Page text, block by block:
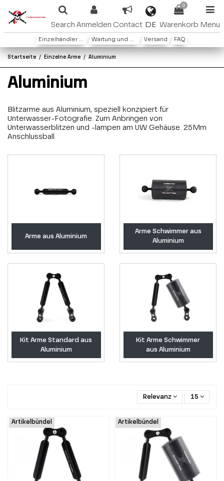
Search Anmelden Contact DE
0
Warenkorb Menu
Einzelhändler oder Distributoren Wartung und Garantie Versand FAQ
Startseite Einzelne Arme Aluminium
Aluminium
Blitzarme aus Aluminium, speziell konzipiert für
Unterwasser-Fotografie. Zum Anbringen von
Unterwasserblitzen und -lampen am UW Gehäuse. 25Mm
Anschlussball.
Arme aus Aluminium
Arme Schwimmer aus
Aluminium
Kit Arme Standard aus
Aluminium
Kit Arme Schwimmer
aus Aluminium
Relevanz 15
Artikelbündel Artikelbündel